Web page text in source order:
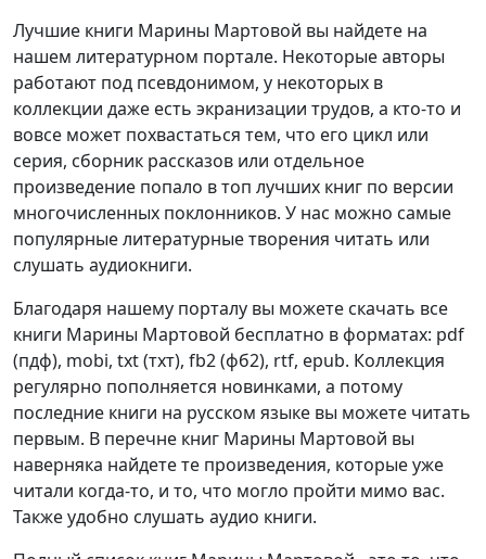
Лучшие книги Марины Мартовой вы найдете на
нашем литературном портале. Некоторые авторы
работают под псевдонимом, у некоторых в
коллекции даже есть экранизации трудов, а кто-то и
вовсе может похвастаться тем, что его цикл или
серия, сборник рассказов или отдельное
произведение попало в топ лучших книг по версии
многочисленных поклонников. У нас можно самые
популярные литературные творения читать или
слушать аудиокниги.
Благодаря нашему порталу вы можете скачать все
книги Марины Мартовой бесплатно в форматах: pdf
(пдф), mobi, txt (тхт), fb2 (фб2), rtf, epub. Коллекция
регулярно пополняется новинками, а потому
последние книги на русском языке вы можете читать
первым. В перечне книг Марины Мартовой вы
наверняка найдете те произведения, которые уже
читали когда-то, и то, что могло пройти мимо вас.
Также удобно слушать аудио книги.